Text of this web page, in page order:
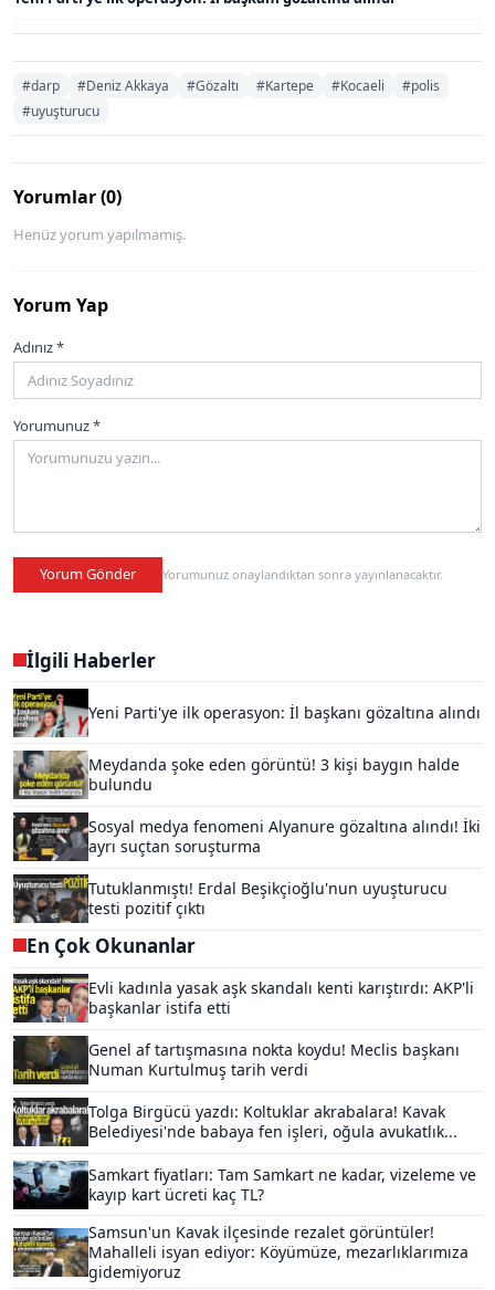
#darp #Deniz Akkaya #Gözaltı #Kartepe #Kocaeli
#polis
#uyuşturucu
Yorumlar (0)
Henüz yorum yapılmamış.
Yorum Yap
Adınız *
Yorumunuz *
Yorum Gönder Yorumunuz onaylandıktan sonra yayınlanacaktır.
İlgili Haberler
Yeni Parti'ye ilk operasyon: İl başkanı gözaltına alındı
Meydanda şoke eden görüntü! 3 kişi baygın halde
bulundu
Sosyal medya fenomeni Alyanure gözaltına alındı! İki
ayrı suçtan soruşturma
Tutuklanmıştı! Erdal Beşikçioğlu'nun uyuşturucu
testi pozitif çıktı
En Çok Okunanlar
Evli kadınla yasak aşk skandalı kenti karıştırdı: AKP'li
başkanlar istifa etti
Genel af tartışmasına nokta koydu! Meclis başkanı
Numan Kurtulmuş tarih verdi
Tolga Birgücü yazdı: Koltuklar akrabalara! Kavak
Belediyesi'nde babaya fen işleri, oğula avukatlık...
Samkart fiyatları: Tam Samkart ne kadar, vizeleme ve
kayıp kart ücreti kaç TL?
Samsun'un Kavak ilçesinde rezalet görüntüler!
Mahalleli isyan ediyor: Köyümüze, mezarlıklarımıza
gidemiyoruz